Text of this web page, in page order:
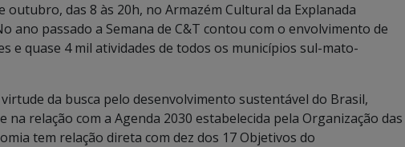
outubro, das 8 às 20h, no Armazém Cultural da Explanada
ano passado a Semana de C&T contou com o envolvimento de
e quase 4 mil atividades de todos os municípios sul-mato-
da busca pelo desenvolvimento sustentável do Brasil,
relação com a Agenda 2030 estabelecida pela Organização das
tem relação direta com dez dos 17 Objetivos do